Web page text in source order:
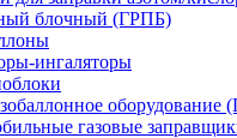
блочный (ГРПБ)
ингаляторы
оборудование
газовые